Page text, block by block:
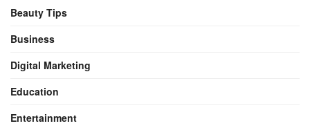
Beauty Tips
Business
Digital Marketing
Education
Entertainment